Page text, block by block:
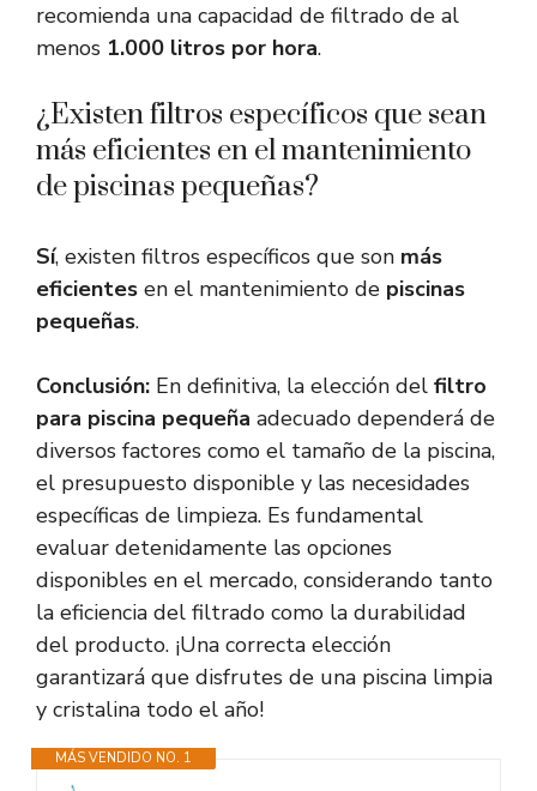
recomienda una capacidad de filtrado de al
menos 1.000 litros por hora.
¿Existen filtros específicos que sean
más eficientes en el mantenimiento
de piscinas pequeñas?
Sí, existen filtros específicos que son más
eficientes en el mantenimiento de piscinas
pequeñas.
Conclusión: En definitiva, la elección del filtro
para piscina pequeña adecuado dependerá de
diversos factores como el tamaño de la piscina,
el presupuesto disponible y las necesidades
específicas de limpieza. Es fundamental
evaluar detenidamente las opciones
disponibles en el mercado, considerando tanto
la eficiencia del filtrado como la durabilidad
del producto. ¡Una correcta elección
garantizará que disfrutes de una piscina limpia
y cristalina todo el año!
MÁS VENDIDO NO. 1